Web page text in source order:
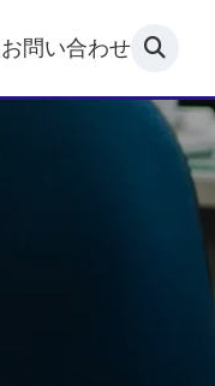
お問い合わせ